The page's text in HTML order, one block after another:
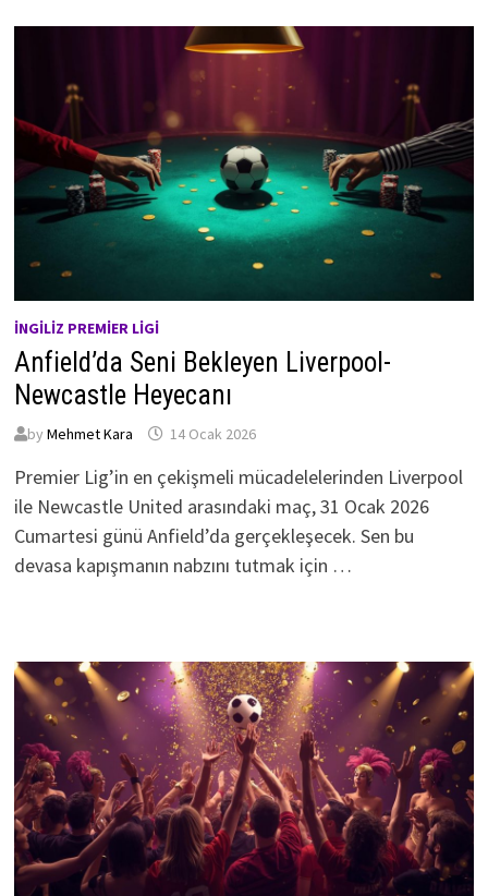
İNGILIZ PREMIER LIGI
Anfield’da Seni Bekleyen Liverpool-
Newcastle Heyecanı
by Mehmet Kara 14 Ocak 2026
Premier Lig’in en çekişmeli mücadelelerinden Liverpool
ile Newcastle United arasındaki maç, 31 Ocak 2026
Cumartesi günü Anfield’da gerçekleşecek. Sen bu
devasa kapışmanın nabzını tutmak için …